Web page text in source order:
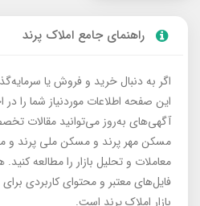
راهنمای جامع املاک پرند
اگر به دنبال خرید و فروش یا
این صفحه اطلاعات موردنیاز شما را در
آگهی‌های به‌روز می‌توانید مقالات
مسکن مهر پرند و مسکن ملی پرند و
معاملات و تحلیل بازار را مطالعه
فایل‌های معتبر و محتوای کاربردی
بازار املاک پرند است.